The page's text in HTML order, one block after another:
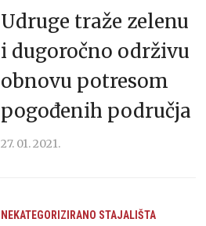
Udruge traže zelenu
i dugoročno održivu
obnovu potresom
pogođenih područja
27. 01. 2021.
NEKATEGORIZIRANO STAJALIŠTA